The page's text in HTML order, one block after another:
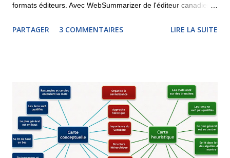
formats éditeurs. Avec WebSummarizer de l'éditeur canadien
Wikipedia ou d'indiquer l'adresse d'une page Web afin de
concepts les plus importants et y rattache des parties du
contenu. Il est nécessaire, une fois la carte téléchargée, de
simplifier les branches car elles comportent beaucoup de texte.
Quoi qu'il en soit, ceci n'est qu'un début et le mind mapping se
rapproche à grand pas de la recherche documentaire, sur le
PARTAGER 3 COMMENTAIRES LIRE LA SUITE